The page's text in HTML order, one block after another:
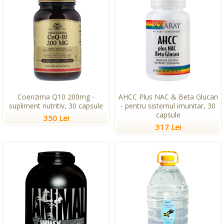
Coenzima Q10 200mg -
supliment nutritiv, 30 capsule
350 Lei
AHCC Plus NAC & Beta Glucan
- pentru sistemul imunitar, 30
capsule
317 Lei